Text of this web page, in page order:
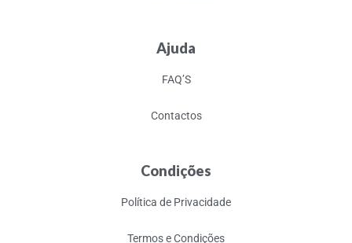
Ajuda
FAQ’S
Contactos
Condições
Política de Privacidade
Termos e Condições